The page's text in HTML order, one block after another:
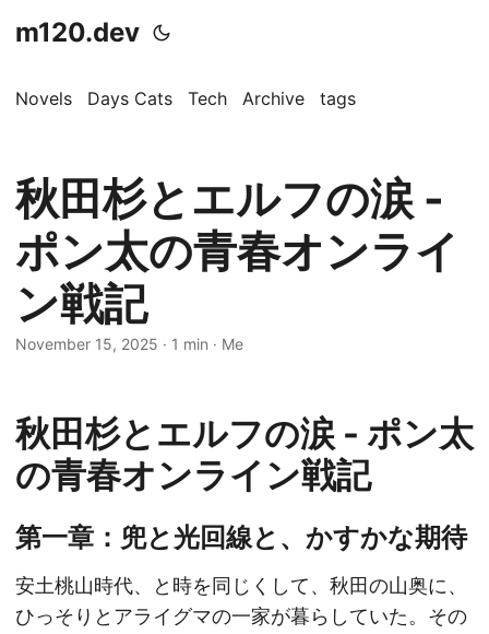
m120.dev
Novels Days Cats Tech Archive tags
秋田杉とエルフの涙 -
ポン太の青春オンライ
ン戦記
November 15, 2025 · 1 min · Me
秋田杉とエルフの涙 - ポン太
の青春オンライン戦記
第一章：兜と光回線と、かすかな期待
安土桃山時代、と時を同じくして、秋田の山奥に、
ひっそりとアライグマの一家が暮らしていた。その